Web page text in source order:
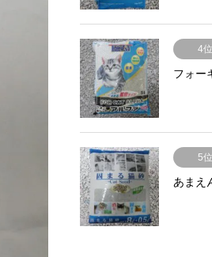
4位
フォー
5位
あまえ